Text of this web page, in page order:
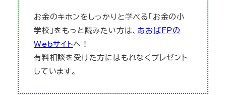
お金のキホンをしっかりと学べる「お金の小
学校」をもっと読みたい方は、 あおばFPの
Webサイトへ！
有料相談を受けた方にはもれなくプレゼント
しています。